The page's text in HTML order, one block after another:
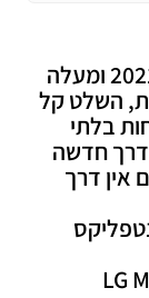
שלט חכם מג’יק לטלוויזיות LG דגמי 2021 ומעלה
השלט קל
בלתי
חדשה
אין דרך
LG